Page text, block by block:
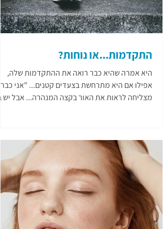
התקדמות...או נוחות?
היא אמרה שהיא כבר רואה את ההתקדמות שלה,
אפילו אם היא מתרחשת בצעדים קטנים... "אני כבר
מצליחה לראות את האור בקצה המנהרה... אבל יש